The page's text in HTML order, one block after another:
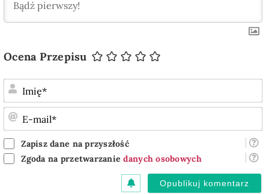
Ocena Przepisu
Zapisz dane na przyszłość
Zgoda na przetwarzaniedanych osobowych